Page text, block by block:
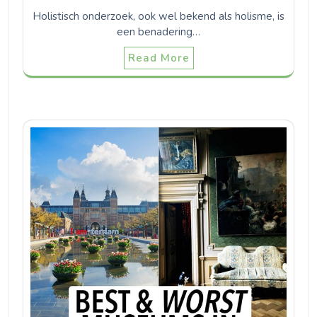
Holistisch onderzoek, ook wel bekend als holisme, is
een benadering…
Read More